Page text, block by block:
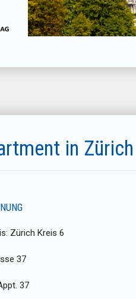
in Zürich
Zürich Kreis 6
37
37